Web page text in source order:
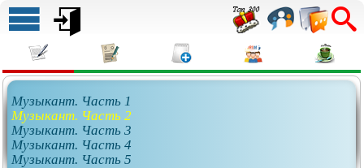
Музыкант. Часть 1
Музыкант. Часть 2
Музыкант. Часть 3
Музыкант. Часть 4
Музыкант. Часть 5